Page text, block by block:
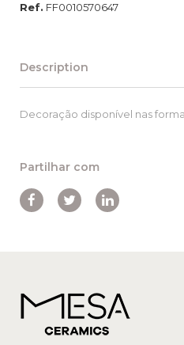
Ref. FF0010570647
Description
Decoração disponível nas
Partilhar com